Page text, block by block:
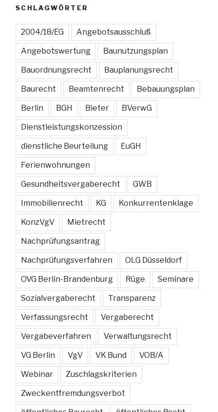
unwirksam“
SCHLAGWÖRTER
2004/18/EG Angebotsausschluß
Angebotswertung Baunutzungsplan
Bauordnungsrecht Bauplanungsrecht
Baurecht Beamtenrecht Bebauungsplan
Berlin BGH Bieter BVerwG
Dienstleistungskonzession
dienstliche Beurteilung EuGH
Ferienwohnungen
Gesundheitsvergaberecht GWB
Immobilienrecht KG Konkurrentenklage
KonzVgV Mietrecht
Nachprüfungsantrag
Nachprüfungsverfahren OLG Düsseldorf
OVG Berlin-Brandenburg Rüge Seminare
Sozialvergaberecht Transparenz
Verfassungsrecht Vergaberecht
Vergabeverfahren Verwaltungsrecht
VG Berlin VgV VK Bund VOB/A
Webinar Zuschlagskriterien
Zweckentfremdungsverbot